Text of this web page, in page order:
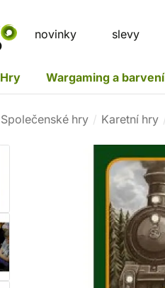
novinky slevy
Hry Wargaming a barvení
Společenské hry Karetní hry